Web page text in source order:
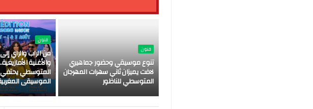
فنون
تنوع موسيقي وحضور جماهيري
لافت يميزان ثاني سهرات المهرجان
المتوسطي للناظور
فنون
من الراب والراي
والأغنية
المتوسطي يحتفي
الموسيقى